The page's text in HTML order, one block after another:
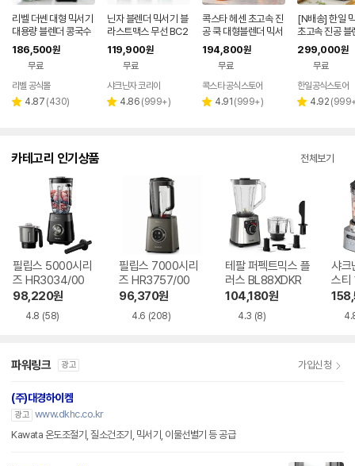
리벨 더쎈 대형 믹서기
대용량 블렌더 콩국수
업소용 카페용 얼음분
쇄 4L 블랙
186,500원
무료
페이
리벨 공식몰
별 4.87 리
(430)
닌자 블렌더 믹서기 블
라스트맥스 무선 BC2
51KR
119,900원
무료
샤크닌자 코리아
별 4.86 리
(999+)
콕스타 헤센 초고속 진
공 쿡 대형블렌더 믹서
기 KSEBD-5000T
194,800원
무료
콕스타 공식스토어
별 4.91 리
(999+)
[N배송] 한일
초고속 진공 블
형 대용량
신제품
299,000원
무료
한일공식스토어
별 4.92 리
(
카테고리 인기상품 전체보기
필립스 5000시리
즈 HR3034/00
98,220원
4.8 (58)
필립스 7000시리
즈 HR3757/00
96,370원
4.6 (208)
테팔 퍼펙트믹스 플
러스 BL88XDKR
104,180원
4.3 (8)
샤크
스티
블렌
파워링크 광고 가입신청
(주)대경하이켐
광고 www.dkhc.co.kr
Kawata 온도조절기, 질소건조기, 믹서기, 이물선별기 등 공급